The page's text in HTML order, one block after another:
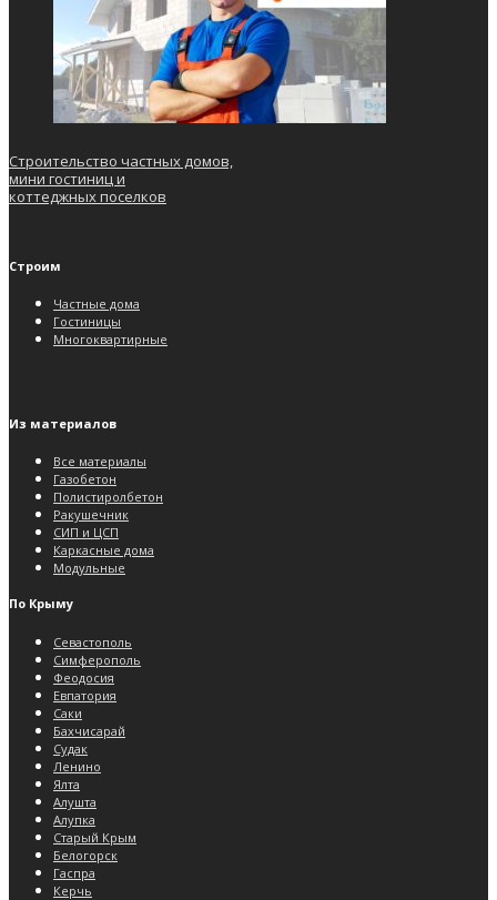
Строительство частных домов,
мини гостиниц и
коттеджных поселков
Строим
Частные дома
Гостиницы
Многоквартирные
Из материалов
Все материалы
Газобетон
Полистиролбетон
Ракушечник
СИП и ЦСП
Каркасные дома
Модульные
По Крыму
Севастополь
Симферополь
Феодосия
Евпатория
Саки
Бахчисарай
Судак
Ленино
Ялта
Алушта
Алупка
Старый Крым
Белогорск
Гаспра
Керчь